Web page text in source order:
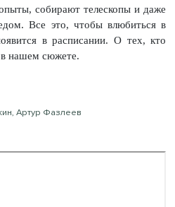
собирают телескопы и даже
Все это, чтобы влюбиться в
в расписании. О тех, кто
в нашем сюжете.
Артур Фазлеев